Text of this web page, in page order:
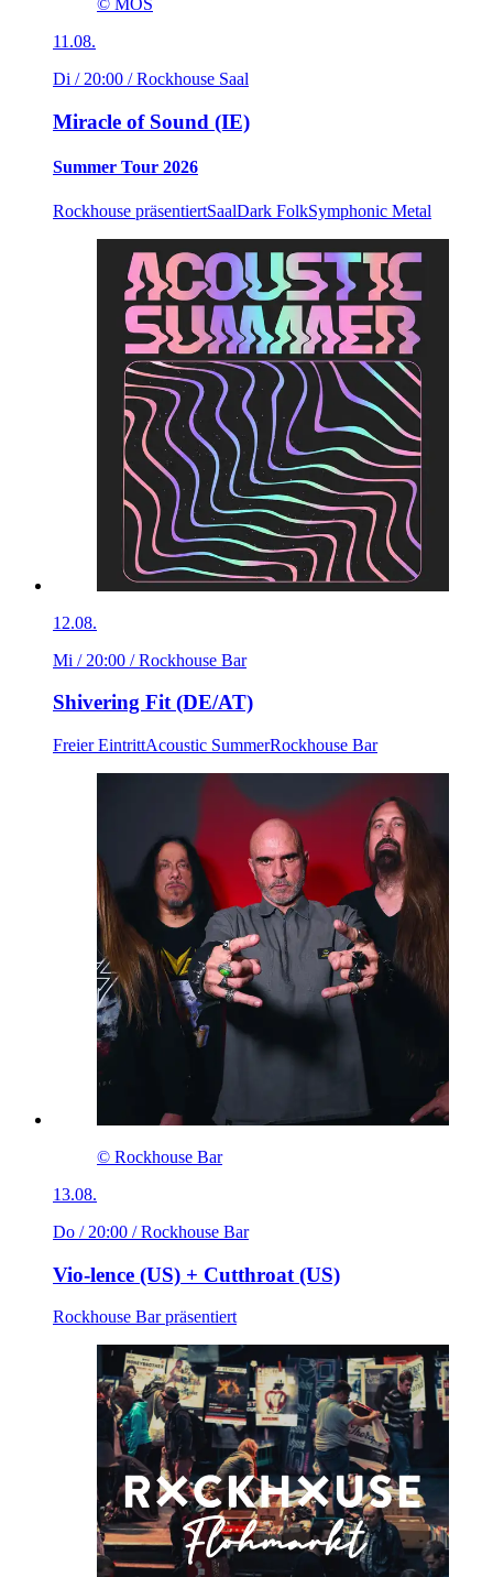
© MOS
11.08.
Di / 20:00 / Rockhouse Saal
Miracle of Sound (IE)
Summer Tour 2026
Rockhouse präsentiertSaalDark FolkSymphonic Metal
12.08.
Mi / 20:00 / Rockhouse Bar
Shivering Fit (DE/AT)
Freier EintrittAcoustic SummerRockhouse Bar
© Rockhouse Bar
13.08.
Do / 20:00 / Rockhouse Bar
Vio-lence (US) + Cutthroat (US)
Rockhouse Bar präsentiert